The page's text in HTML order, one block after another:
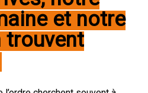
et notre
trouvent